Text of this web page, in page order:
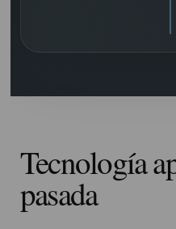
Tecnología
pasada